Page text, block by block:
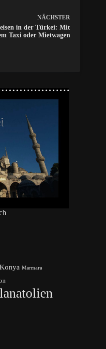
NÄCHSTER
in der Türkei: Mit
Taxi oder Mietwagen
Konya Marmara